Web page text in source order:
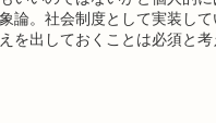
論。社会制度として実装し
を出しておくことは必須と考